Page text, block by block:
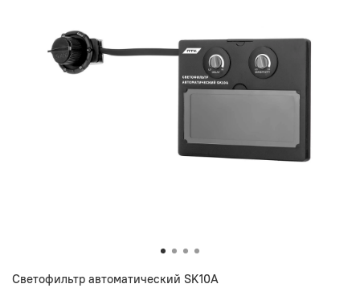
Светофильтр автоматический SK10A